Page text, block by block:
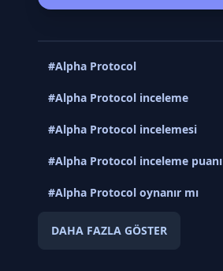
#Alpha Protocol
#Alpha Protocol inceleme
#Alpha Protocol incelemesi
#Alpha Protocol inceleme puanı
#Alpha Protocol oynanır mı
DAHA FAZLA GÖSTER